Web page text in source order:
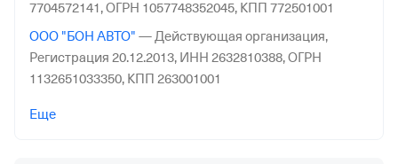
7704572141,ОГРН 1057748352045, КПП 772501001
ООО "БОН АВТО" —Действующая организация,
Регистрация 20.12.2013, ИНН 2632810388,ОГРН
1132651033350, КПП 263001001
ООО "ПРОМ-ЗАКУПКИ"
Еще